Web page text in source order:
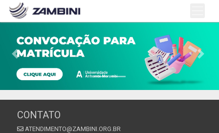
Previous Next
CONTATO
ATENDIMENTO@ZAMBINI.ORG.BR